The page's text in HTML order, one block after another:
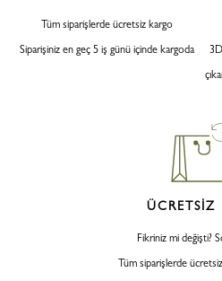
Tüm siparişlerde ücretsiz kargo
Siparişiniz en geç 5 iş günü içinde kargoda
ÜCRETSİZ
Fikriniz mi değişti?
Tüm siparişlerde ücretsiz